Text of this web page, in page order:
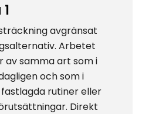
avgränsat
Arbetet
av samma art som i
och som i
rutiner eller
Direkt